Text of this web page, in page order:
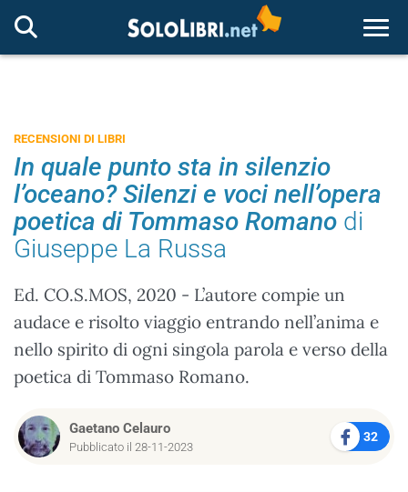
RECENSIONI DI LIBRI
In quale punto sta in silenzio
l’oceano? Silenzi e voci nell’opera
poetica di Tommaso Romano di
Giuseppe La Russa
Ed. CO.S.MOS, 2020 - L’autore compie un
audace e risolto viaggio entrando nell’anima e
nello spirito di ogni singola parola e verso della
poetica di Tommaso Romano.
Gaetano Celauro
Pubblicato il 28-11-2023
32